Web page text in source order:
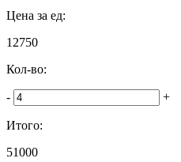
Цена за ед:
12750
Кол-во:
- +
Итого:
51000